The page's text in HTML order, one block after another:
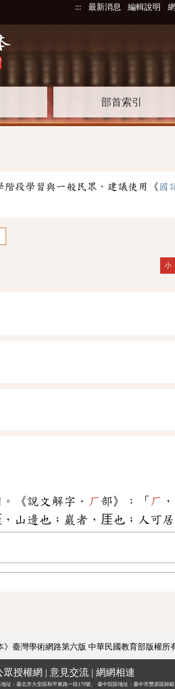
::: 最新消息 編輯說明
部首索引
階段學習與一般民眾，建議使用《 國
小
《說文解字． 厂部》：「 厂
山邊也；巖者，厓也；人可
》臺灣學術網路第六版 中華民國教育部版權所
眾授權網 | 意見交流 | 網網相連
址：臺北市大安區和平東路一段179號、
臺中院區地址：臺中市豐原區師